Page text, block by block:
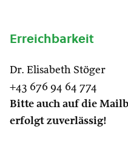
Erreichbarkeit
Dr. Elisabeth Stöger
+43 676 94 64 774
Bitte auch auf die
erfolgt zuverlässig!